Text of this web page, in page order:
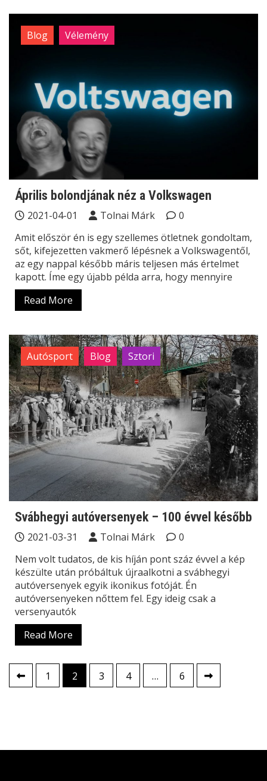
Blog Vélemény
Április bolondjának néz a Volkswagen
2021-04-01 Tolnai Márk
0
Amit először én is egy szellemes ötletnek gondoltam,
sőt, kifejezetten vakmerő lépésnek a Volkswagentől,
az egy nappal később máris teljesen más értelmet
kapott. Íme egy újabb példa arra, hogy mennyire
Read More
Autósport Blog Sztori
Svábhegyi autóversenyek – 100 évvel később
2021-03-31 Tolnai Márk
0
Nem volt tudatos, de kis híján pont száz évvel a kép
készülte után próbáltuk újraalkotni a svábhegyi
autóversenyek egyik ikonikus fotóját. Én
autóversenyeken nőttem fel. Egy ideig csak a
versenyautók
Read More
Bejegyzések
lapozása
1 2 3 4 … 6